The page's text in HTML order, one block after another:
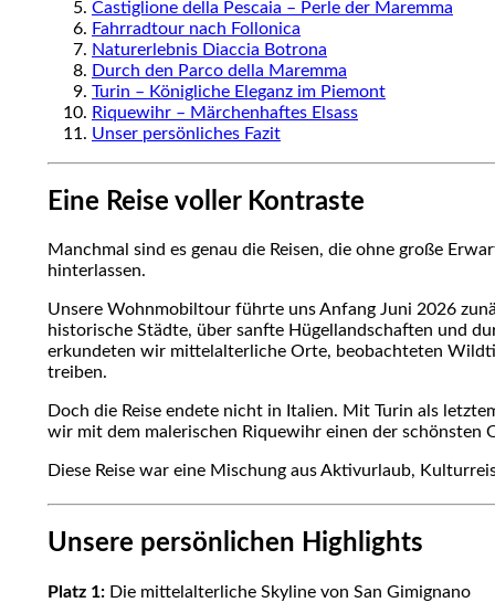
Castiglione della Pescaia – Perle der Maremma
Fahrradtour nach Follonica
Naturerlebnis Diaccia Botrona
Durch den Parco della Maremma
Turin – Königliche Eleganz im Piemont
Riquewihr – Märchenhaftes Elsass
Unser persönliches Fazit
Eine Reise voller Kontraste
Manchmal sind es genau die Reisen, die ohne große
hinterlassen.
Unsere Wohnmobiltour führte uns Anfang Juni 2026
historische Städte, über sanfte Hügellandschaften und
erkundeten wir mittelalterliche Orte, beobachteten
treiben.
Doch die Reise endete nicht in Italien. Mit Turin als
wir mit dem malerischen Riquewihr einen der schönsten
Diese Reise war eine Mischung aus Aktivurlaub,
Unsere persönlichen Highlights
Platz 1: Die mittelalterliche Skyline von San Gimignano